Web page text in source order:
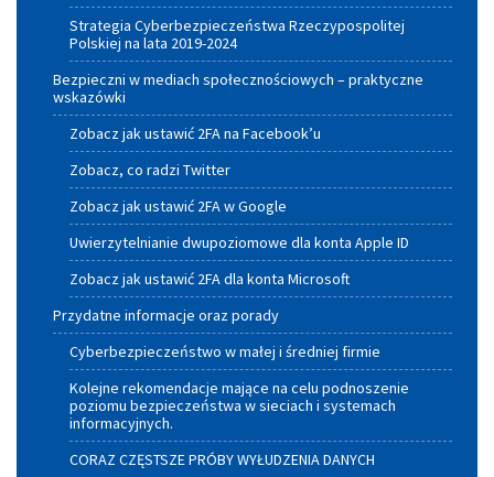
Strategia Cyberbezpieczeństwa Rzeczypospolitej
Polskiej na lata 2019-2024
Bezpieczni w mediach społecznościowych – praktyczne
wskazówki
Zobacz jak ustawić 2FA na Facebook’u
Zobacz, co radzi Twitter
Zobacz jak ustawić 2FA w Google
Uwierzytelnianie dwupoziomowe dla konta Apple ID
Zobacz jak ustawić 2FA dla konta Microsoft
Przydatne informacje oraz porady
Cyberbezpieczeństwo w małej i średniej firmie
Kolejne rekomendacje mające na celu podnoszenie
poziomu bezpieczeństwa w sieciach i systemach
informacyjnych.
CORAZ CZĘSTSZE PRÓBY WYŁUDZENIA DANYCH